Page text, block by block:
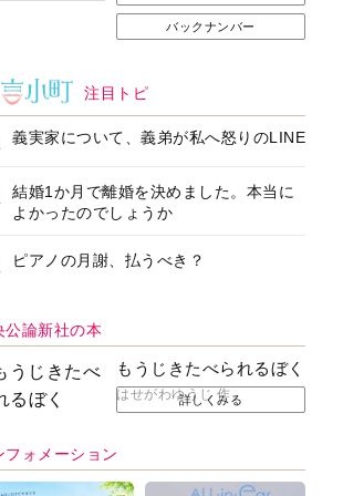
バックナンバー
注目トピ
義実家について、義弟が私へ怒りのLINE
結婚1か月で離婚を決めました。本当に
よかったのでしょうか
ピアノの月謝、払うべき？
公論新社の本
もうじきたべられるぼく
はせがわゆうじ 作
詳しくみる
フォメーション